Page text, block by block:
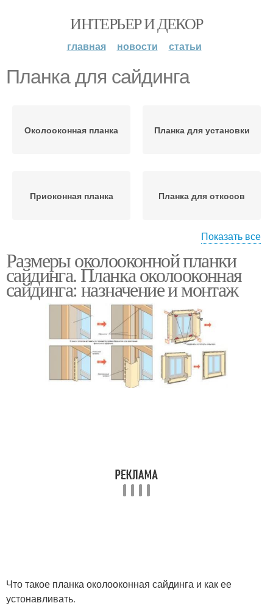
ИНТЕРЬЕР И ДЕКОР
главная новости статьи
Планка для сайдинга
Околооконная планка Планка для установки
Приоконная планка Планка для откосов
Финишная планка Элементы для сайдинга
Сайдинг на дом
Показать все
Размеры околооконной планки
сайдинга. Планка околооконная
сайдинга: назначение и монтаж
Что такое планка околооконная сайдинга и как ее
устонавливать.